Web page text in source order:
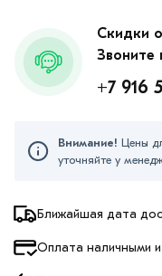
Ближайшая дата
Оплата наличными
Скидки
Звоните
+7 916
Внимание! Цены
уточняйте у